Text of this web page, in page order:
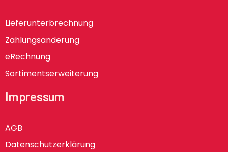
Lieferunterbrechnung
Zahlungsänderung
eRechnung
Sortimentserweiterung
Impressum
AGB
Datenschutzerklärung